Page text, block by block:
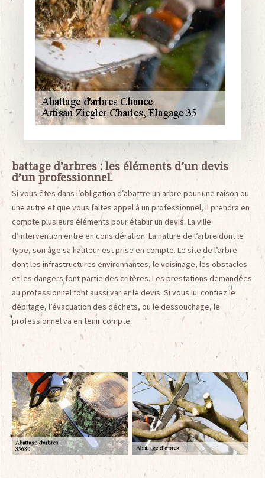
battage d’arbres : les éléments d’un devis
d’un professionnel.
Si vous êtes dans l’obligation d’abattre un arbre pour une raison ou
une autre et que vous faites appel à un professionnel, il prendra en
compte plusieurs éléments pour établir un devis. La ville
d’intervention entre en considération. La nature de l’arbre dont le
type, son âge sa hauteur est prise en compte. Le site de l’arbre
dont les infrastructures environnantes, le voisinage, les obstacles
et les dangers font partie des critères. Les prestations demandées
au professionnel font aussi varier le devis. Si vous lui confiez le
débitage, l’évacuation des déchets, ou le dessouchage, le
professionnel va en tenir compte.